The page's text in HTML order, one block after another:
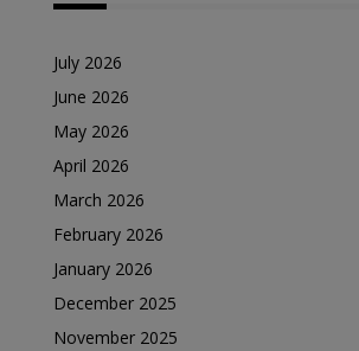
July 2026
June 2026
May 2026
April 2026
March 2026
February 2026
January 2026
December 2025
November 2025